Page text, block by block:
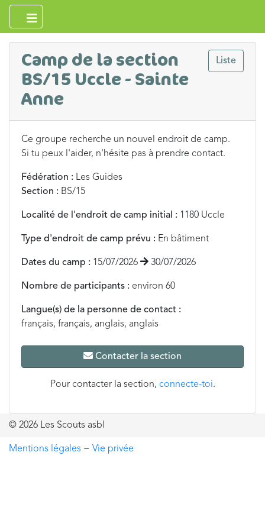
Liste
Camp de la section
BS/15 Uccle - Sainte
Anne
Ce groupe recherche un nouvel endroit de camp.
Si tu peux l'aider, n'hésite pas à prendre contact.
Fédération : Les Guides
Section : BS/15
Localité de l'endroit de camp initial : 1180 Uccle
Type d'endroit de camp prévu : En bâtiment
Dates du camp : 15/07/2026 30/07/2026
Nombre de participants : environ 60
Langue(s) de la personne de contact :
français, français, anglais, anglais
Contacter la section
Pour contacter la section, connecte-toi.
© 2026 Les Scouts asbl
Mentions légales − Vie privée